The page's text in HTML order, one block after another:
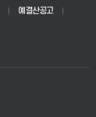
예결산공고